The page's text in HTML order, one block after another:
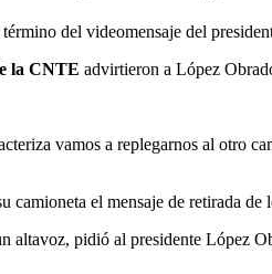
del videomensaje del
la CNTE advirtieron a López
vamos a replegarnos al otro
camioneta el mensaje de retirada de
pidió al presidente López